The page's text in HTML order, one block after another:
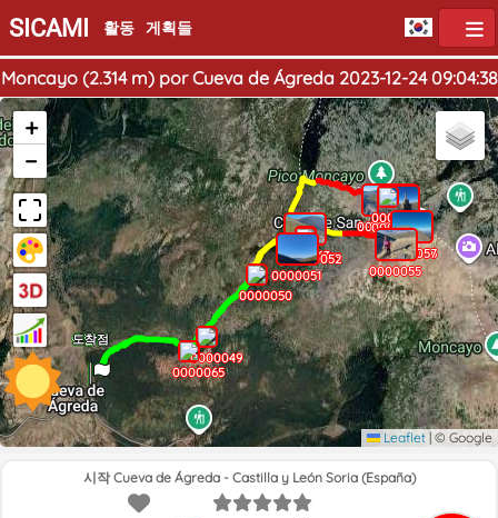
SICAMI 활동 게획들
Moncayo (2.314 m) por Cueva de Ágreda 2023-12-24 09:04:38
출발점
도착점
0000049
0000050
0000051
0000052
0000053
0000055
0000056
0000057
0000058
0000059
0000060
0000061
0000063
0000065
+
−
Leaflet | © Google
시작 Cueva de Ágreda - Castilla y León Soria (España)